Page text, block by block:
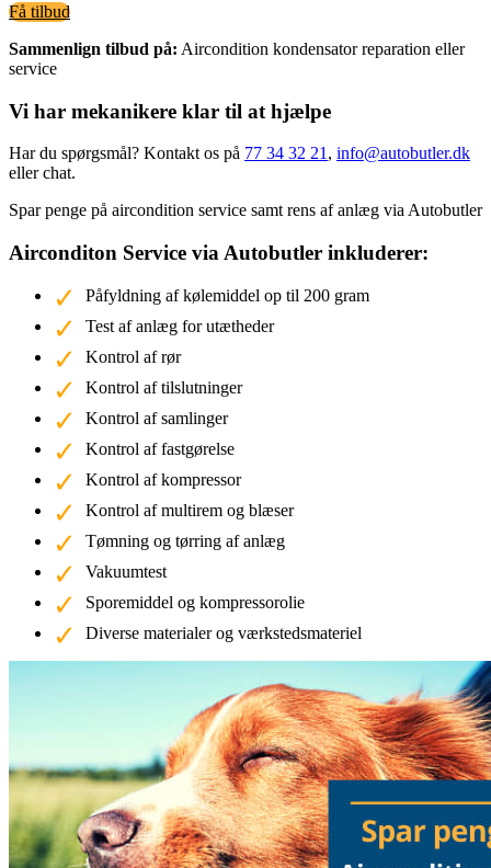
Få tilbud
Sammenlign tilbud på: Aircondition kondensator reparation eller
service
Vi har mekanikere klar til at hjælpe
Har du spørgsmål? Kontakt os på 77 34 32 21 , info@autobutler.dk
ellerchat.
Spar penge på aircondition service samt rens af anlæg via Autobutler
Airconditon Service via Autobutler inkluderer:
Påfyldning af kølemiddel op til 200 gram
Test af anlæg for utætheder
Kontrol af rør
Kontrol af tilslutninger
Kontrol af samlinger
Kontrol af fastgørelse
Kontrol af kompressor
Kontrol af multirem og blæser
Tømning og tørring af anlæg
Vakuumtest
Sporemiddel og kompressorolie
Diverse materialer og værkstedsmateriel